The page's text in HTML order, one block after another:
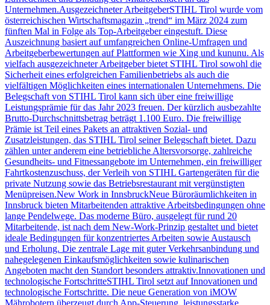
Unternehmen.Ausgezeichneter ArbeitgeberSTIHL Tirol wurde vom
österreichischen Wirtschaftsmagazin „trend“ im März 2024 zum
fünften Mal in Folge als Top-Arbeitgeber eingestuft. Diese
Auszeichnung basiert auf umfangreichen Online-Umfragen und
Arbeitgeberbewertungen auf Plattformen wie Xing und kununu. Als
vielfach ausgezeichneter Arbeitgeber bietet STIHL Tirol sowohl die
Sicherheit eines erfolgreichen Familienbetriebs als auch die
vielfältigen Möglichkeiten eines internationalen Unternehmens. Die
Belegschaft von STIHL Tirol kann sich über eine freiwillige
Leistungsprämie für das Jahr 2023 freuen. Der kürzlich ausbezahlte
Brutto-Durchschnittsbetrag beträgt 1.100 Euro. Die freiwillige
Prämie ist Teil eines Pakets an attraktiven Sozial- und
Zusatzleistungen, das STIHL Tirol seiner Belegschaft bietet. Dazu
zählen unter anderem eine betriebliche Altersvorsorge, zahlreiche
Gesundheits- und Fitnessangebote im Unternehmen, ein freiwilliger
Fahrtkostenzuschuss, der Verleih von STIHL Gartengeräten für die
private Nutzung sowie das Betriebsrestaurant mit vergünstigten
Menüpreisen.New Work in InnsbruckNeue Büroräumlichkeiten in
Innsbruck bieten Mitarbeitenden attraktive Arbeitsbedingungen ohne
lange Pendelwege. Das moderne Büro, ausgelegt für rund 20
Mitarbeitende, ist nach dem New-Work-Prinzip gestaltet und bietet
ideale Bedingungen für konzentriertes Arbeiten sowie Austausch
und Erholung. Die zentrale Lage mit guter Verkehrsanbindung und
nahegelegenen Einkaufsmöglichkeiten sowie kulinarischen
Angeboten macht den Standort besonders attraktiv.Innovationen und
technologische FortschritteSTIHL Tirol setzt auf Innovationen und
technologische Fortschritte. Die neue Generation von iMOW